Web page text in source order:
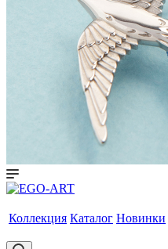
Коллекция Каталог Новинки